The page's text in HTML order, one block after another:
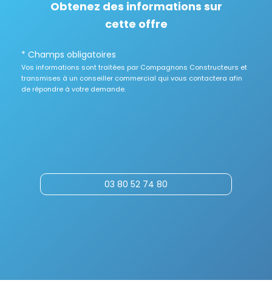
Obtenez des informations sur
cette offre
* Champs obligatoires
Vos informations sont traitées par Compagnons Constructeurs et
transmises à un conseiller commercial qui vous contactera afin
de répondre à votre demande.
03 80 52 74 80